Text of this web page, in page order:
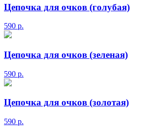
Цепочка для очков (голубая)
590 р.
Цепочка для очков (зеленая)
590 р.
Цепочка для очков (золотая)
590 р.